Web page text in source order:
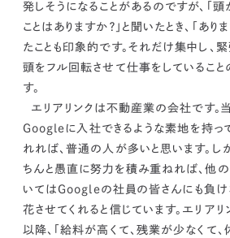
発しそうになることがあるのですが、「
ことはありますか？」と聞いたとき、「あり
たことも印象的です。 それだけ集中し、緊
頭をフル回転させて仕事をしているこ
す。
エリアリンクは不動産業の会社です。
Googleに入社できるような素地を持っ
れれば、普通の人が多いと思います。し
ちんと愚直に努力を積み重ねれば、他
いてはGoogleの社員の皆さんにも負け
花させてくれると信じています。 エリアリ
以降、「給料が高くて、残業が少なくて